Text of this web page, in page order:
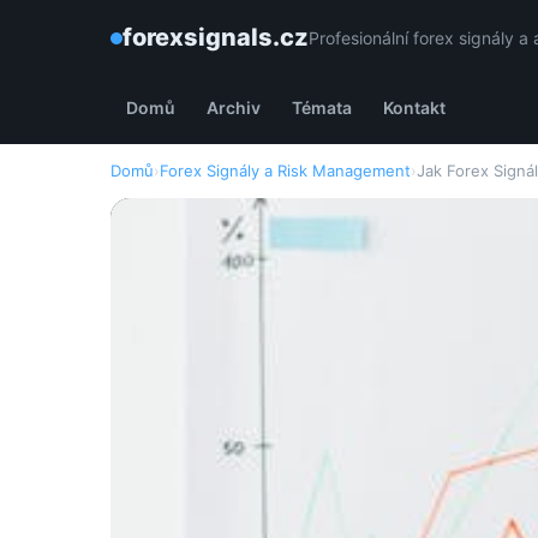
forexsignals.czProfesionální forex signály
Domů Archiv Témata Kontakt
Domů›Forex Signály a Risk Management›Jak Forex